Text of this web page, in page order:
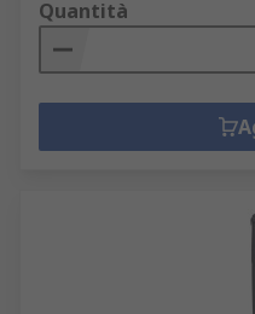
Quantità